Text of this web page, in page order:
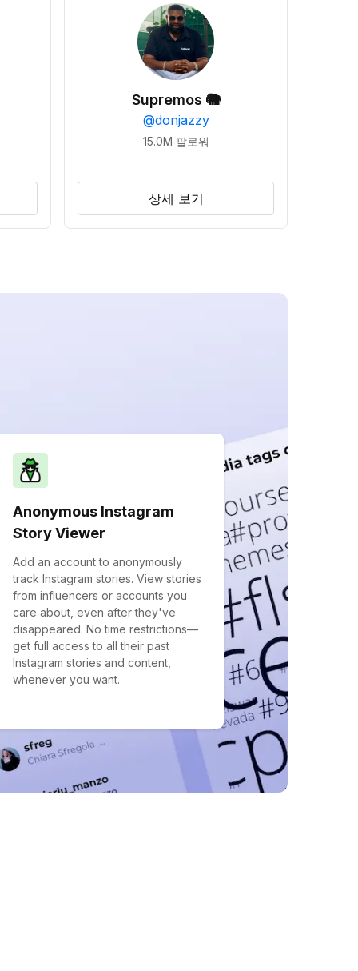
Supremos 🐘
@donjazzy
15.0M 팔로워
상세 보기
Anonymous Instagram
Story Viewer
Add an account to anonymously
track Instagram stories. View stories
from influencers or accounts you
care about, even after they've
disappeared. No time restrictions—
get full access to all their past
Instagram stories and content,
whenever you want.